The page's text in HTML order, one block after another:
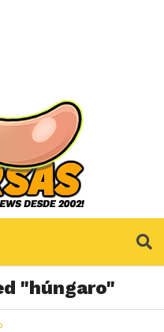
"húngaro"